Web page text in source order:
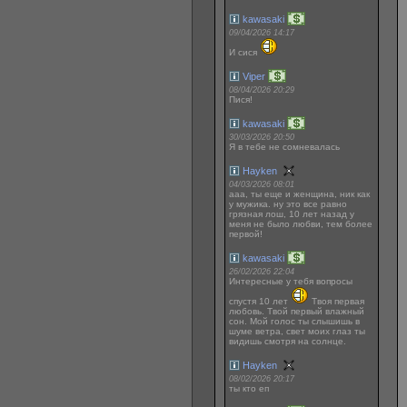
kawasaki
09/04/2026 14:17
И сися
Viper
08/04/2026 20:29
Пися!
kawasaki
30/03/2026 20:50
Я в тебе не сомневалась
Hayken
04/03/2026 08:01
ааа, ты еще и женщина, ник как
у мужика. ну это все равно
грязная лош, 10 лет назад у
меня не было любви, тем более
первой!
kawasaki
26/02/2026 22:04
Интересные у тебя вопросы
спустя 10 лет
Твоя первая
любовь. Твой первый влажный
сон. Мой голос ты слышишь в
шуме ветра, свет моих глаз ты
видишь смотря на солнце.
Hayken
08/02/2026 20:17
ты кто еп